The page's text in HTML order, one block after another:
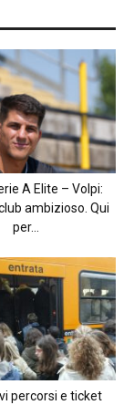
A Elite – Volpi:
ambizioso. Qui
per...
percorsi e ticket